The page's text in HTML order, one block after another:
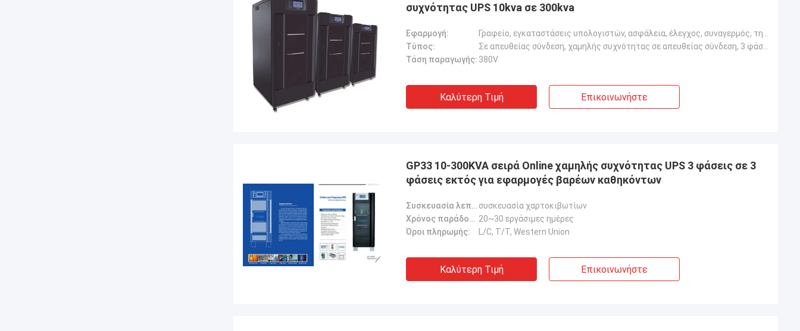
συχνότητας UPS 10kva σε 300kva
Εφαρμογή:
Τύπος:
Τάση παραγωγής: 380V
Καλύτερη Τιμή Επικοινωνήστε
GP33 10-300KVA σειρά Online χαμηλής συχνότητας UPS 3 φάσεις σε 3
φάσεις εκτός για εφαρμογές βαρέων καθηκόντων
Συσκευασία λεπτομέρειες: συσκευασία χαρτοκιβωτίων
Χρόνος παράδοσης: 20~30 εργάσιμες ημέρες
Όροι πληρωμής:
L/C, T/T, Western Union
Καλύτερη Τιμή Επικοινωνήστε